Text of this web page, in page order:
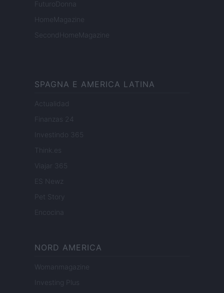
FuturoDonna
HomeMagazine
SecondHomeMagazine
SPAGNA E AMERICA LATINA
Actualidad
Finanzas 24
Investindo 365
Think.es
Viajar 365
ES Newz
Pet Story
Encocina
NORD AMERICA
Womanmagazine
Investing Plus